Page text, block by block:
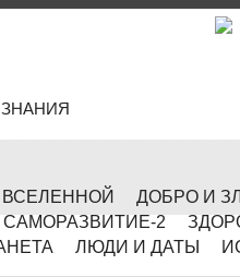
ДОБРО И
САМОРАЗВИТИЕ-2
ЛЮДИ И ДАТЫ